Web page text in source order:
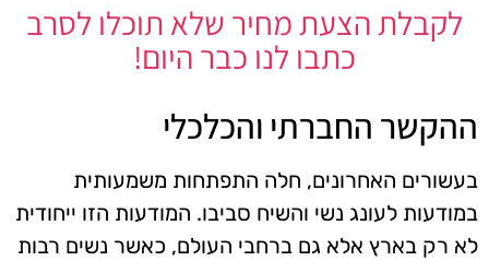
לקבלת הצעת מחיר שלא תוכלו לסרב
כתבו לנו כבר היום!
ההקשר החברתי והכלכלי
בעשורים האחרונים, חלה התפתחות משמעותית
במודעות לעונג נשי והשיח סביבו. המודעות הזו ייחודית
לא רק בארץ אלא גם ברחבי העולם, כאשר נשים רבות